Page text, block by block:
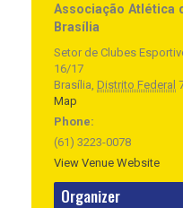
Associação Atlética
Brasília
Setor de Clubes
16/17
Brasília, Distrito Federal
Map
Phone:
(61) 3223-0078
View Venue Website
Organizer